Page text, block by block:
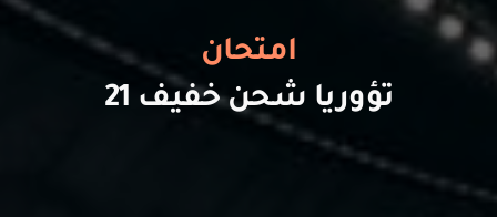
امتحان
تؤوريا شحن خفيف 21